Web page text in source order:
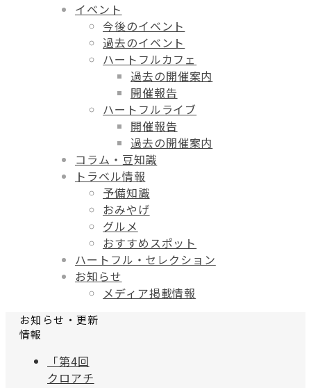
イベント
今後のイベント
過去のイベント
ハートフルカフェ
過去の開催案内
開催報告
ハートフルライブ
開催報告
過去の開催案内
コラム・豆知識
トラベル情報
予備知識
おみやげ
グルメ
おすすめスポット
ハートフル・セレクション
お知らせ
メディア掲載情報
お知らせ・更新
情報
「第4回
クロアチ